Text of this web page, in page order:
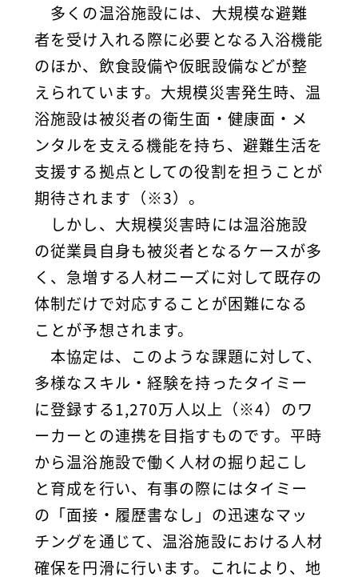
多くの温浴施設には、大規模な避難
者を受け入れる際に必要となる入浴機能
のほか、飲食設備や仮眠設備などが整
えられています。大規模災害発生時、温
浴施設は被災者の衛生面・健康面・メ
ンタルを支える機能を持ち、避難生活を
支援する拠点としての役割を担うことが
期待されます（※3）。
しかし、大規模災害時には温浴施設
の従業員自身も被災者となるケースが多
く、急増する人材ニーズに対して既存の
体制だけで対応することが困難になる
ことが予想されます。
本協定は、このような課題に対して、
多様なスキル・経験を持ったタイミー
に登録する1,270万人以上（※4）のワ
ーカーとの連携を目指すものです。平時
から温浴施設で働く人材の掘り起こし
と育成を行い、有事の際にはタイミー
の「面接・履歴書なし」の迅速なマッ
チングを通じて、温浴施設における人材
確保を円滑に行います。これにより、地